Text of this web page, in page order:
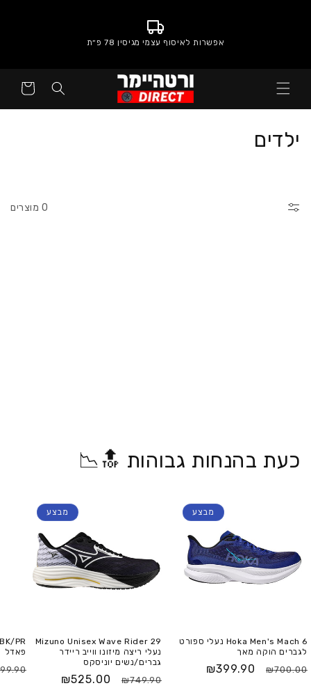
אפשרות לאיסוף עצמי מגיסין 78 פ״ת
קניות
:ילדים
0 מוצרים
כעת בהנחות גבוהות 🔝📉
מבצע
Hoka Men's Mach 6 נעלי ספורט
לגברים הוקה מאך
₪700.00
₪399.90
מבצע
Mizuno Unisex Wave Rider 29
נעלי ריצה מיזונו ווייב ריידר
גברים/נשים יוניסקס
₪749.90
₪525.00
פאדל